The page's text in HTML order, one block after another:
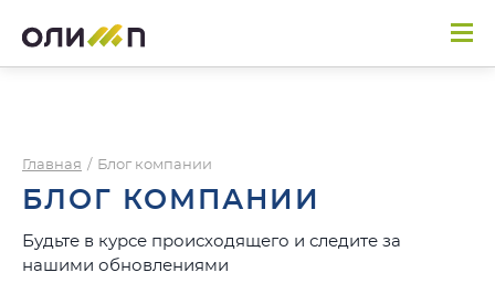
Главная / Блог компании
БЛОГ КОМПАНИИ
Будьте в курсе происходящего и следите за
нашими обновлениями